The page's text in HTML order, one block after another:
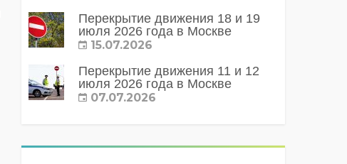
Перекрытие движения 18 и 19
июля 2026 года в Москве
15.07.2026
Перекрытие движения 11 и 12
июля 2026 года в Москве
07.07.2026